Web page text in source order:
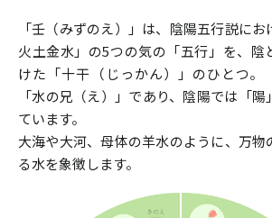
「壬（みずのえ）」は、陰陽五行説にお
火土金水」の5つの気の「五行」を、陰
けた「十干（じっかん）」のひとつ。
「水の兄（え）」であり、陰陽では「陽
ています。
大海や大河、母体の羊水のように、万物
る水を象徴します。